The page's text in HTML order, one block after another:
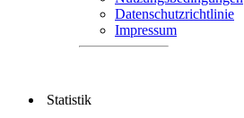
Datenschutzrichtlinie
Impressum
Statistik